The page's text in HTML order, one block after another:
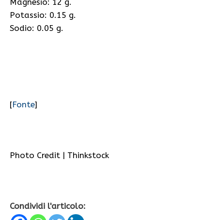
Magnesio: 12 g.
Potassio: 0.15 g.
Sodio: 0.05 g.
[Fonte]
Photo Credit | Thinkstock
Condividi l'articolo: